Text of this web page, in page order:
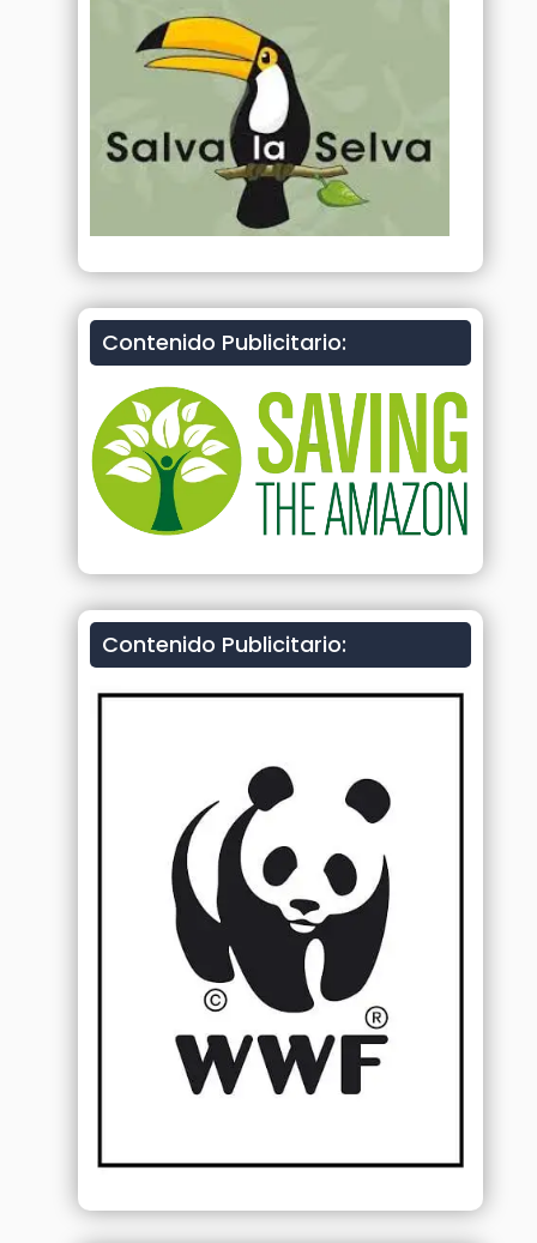
Contenido Publicitario:
Contenido Publicitario: